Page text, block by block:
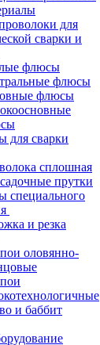
для
сварки и
флюсы
флюсы
флюсы
для сварки
сплошная
прутки
специального
и резка
оловянно-
и баббит